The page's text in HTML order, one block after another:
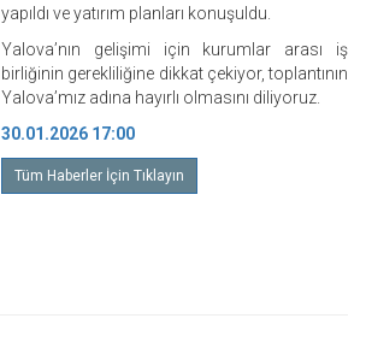
yapıldı ve yatırım planları konuşuldu.
Yalova’nın gelişimi için kurumlar arası iş
birliğinin gerekliliğine dikkat çekiyor, toplantının
Yalova’mız adına hayırlı olmasını diliyoruz.
30.01.2026 17:00
Tüm Haberler İçin Tıklayın